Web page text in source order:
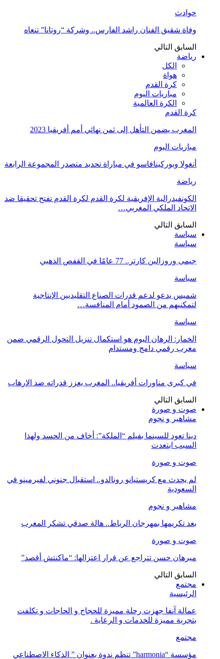
حوادث
وفاة شقيق الفنان راشد الفارس.. وشركة “روتانا” تنعاه
السابق التالي
رياضة
الكل
هواة
كرة القدم
مباريات اليوم
الكرة العالمية
كرة القدم
المغرب يضمن التأهل إلى ثمن نهائي أمم أفريقيا 2023
مباريات اليوم
أنغولا وبوركينافاسو في مباراة تحديد متصدر المجموعة الرابعة
رياضة
الكونفيدرالية الإفريقية لكرة القدم لكرة القدم تفتح تحقيقا ضد
الاتحاد الملكي المغربي…
السابق التالي
سياسة
سياسة
جيمى وروزالين كارتر.. 77 عامًا في القفص الذهبي
سياسة
شميس يدعو لدعم قدرات الصناع التقليديين الإنتاجية
لتمكنيهم من الصمود أمام المنافسة…
سياسة
الخمار: الرهان اليوم هو استكمال تنزيل التحول الرقمي ضمن
مغرب رقمي دامج ومستدام
سياسة
في كبرى مناورات أفريقيا.. المغرب يعزز قدراته ضد الإرهاب
السابق التالي
صوت و صورة
مشاهير و نجوم
دينا تعود للسينما بفيلم “الملكة”: أخاف من الحسد ولهذا
السبب ابتعدت
صوت و صورة
لم يحدث مع كريستيانو رونالدو.. استقبال جنوني لفيرمينو في
السعودية
مشاهير و نجوم
بعد تكريمها بمهرجان الرباط.. هالة صدقي تشكر المغرب
صوت و صورة
ميرهان حسن تتراجع عن قرار اعتزالها: “ماكنتش أقصد”
السابق التالي
مجتمع
الرئيسية
عمالة آنفا جهزت رحلة مميزة للحجاج و الحاجات و تكلفت
بتجربة مميزة للخدمات و الرعاية .
مجتمع
مؤسسة “harmonia” تنظم ندوة بعنوان ” الذكاء الاصطناعي